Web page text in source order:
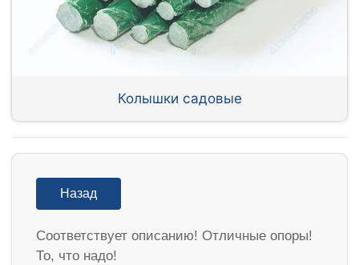
Колышки садовые
Назад
Соответствует описанию! Отличные опоры!
То, что надо!